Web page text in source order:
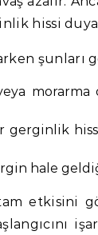
hissi
şunları
morarma
hale
etkisini